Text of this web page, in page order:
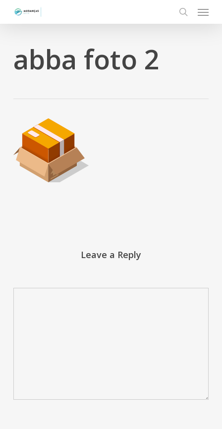
search
Menu
abba foto 2
Leave a Reply